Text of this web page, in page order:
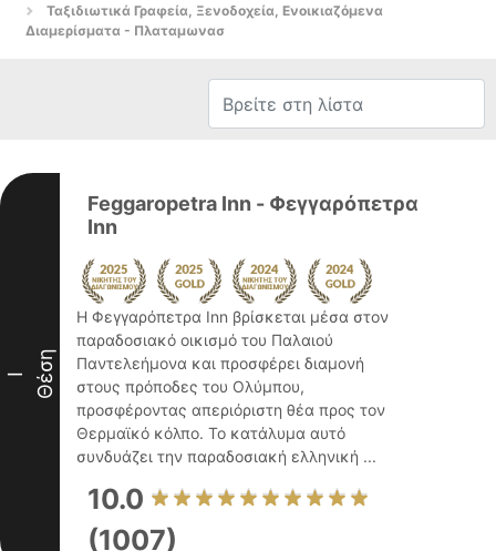
Ταξιδιωτικά Γραφεία, Ξενοδοχεία, Ενοικιαζόμενα
Διαμερίσματα - Πλαταμωνασ
I Θέση
Feggaropetra Inn - Φεγγαρόπετρα
Inn
Η Φεγγαρόπετρα Inn βρίσκεται μέσα στον
παραδοσιακό οικισμό του Παλαιού
Παντελεήμονα και προσφέρει διαμονή
στους πρόποδες του Ολύμπου,
προσφέροντας απεριόριστη θέα προς τον
Θερμαϊκό κόλπο. Το κατάλυμα αυτό
συνδυάζει την παραδοσιακή ελληνική ...
10.0
(1007)